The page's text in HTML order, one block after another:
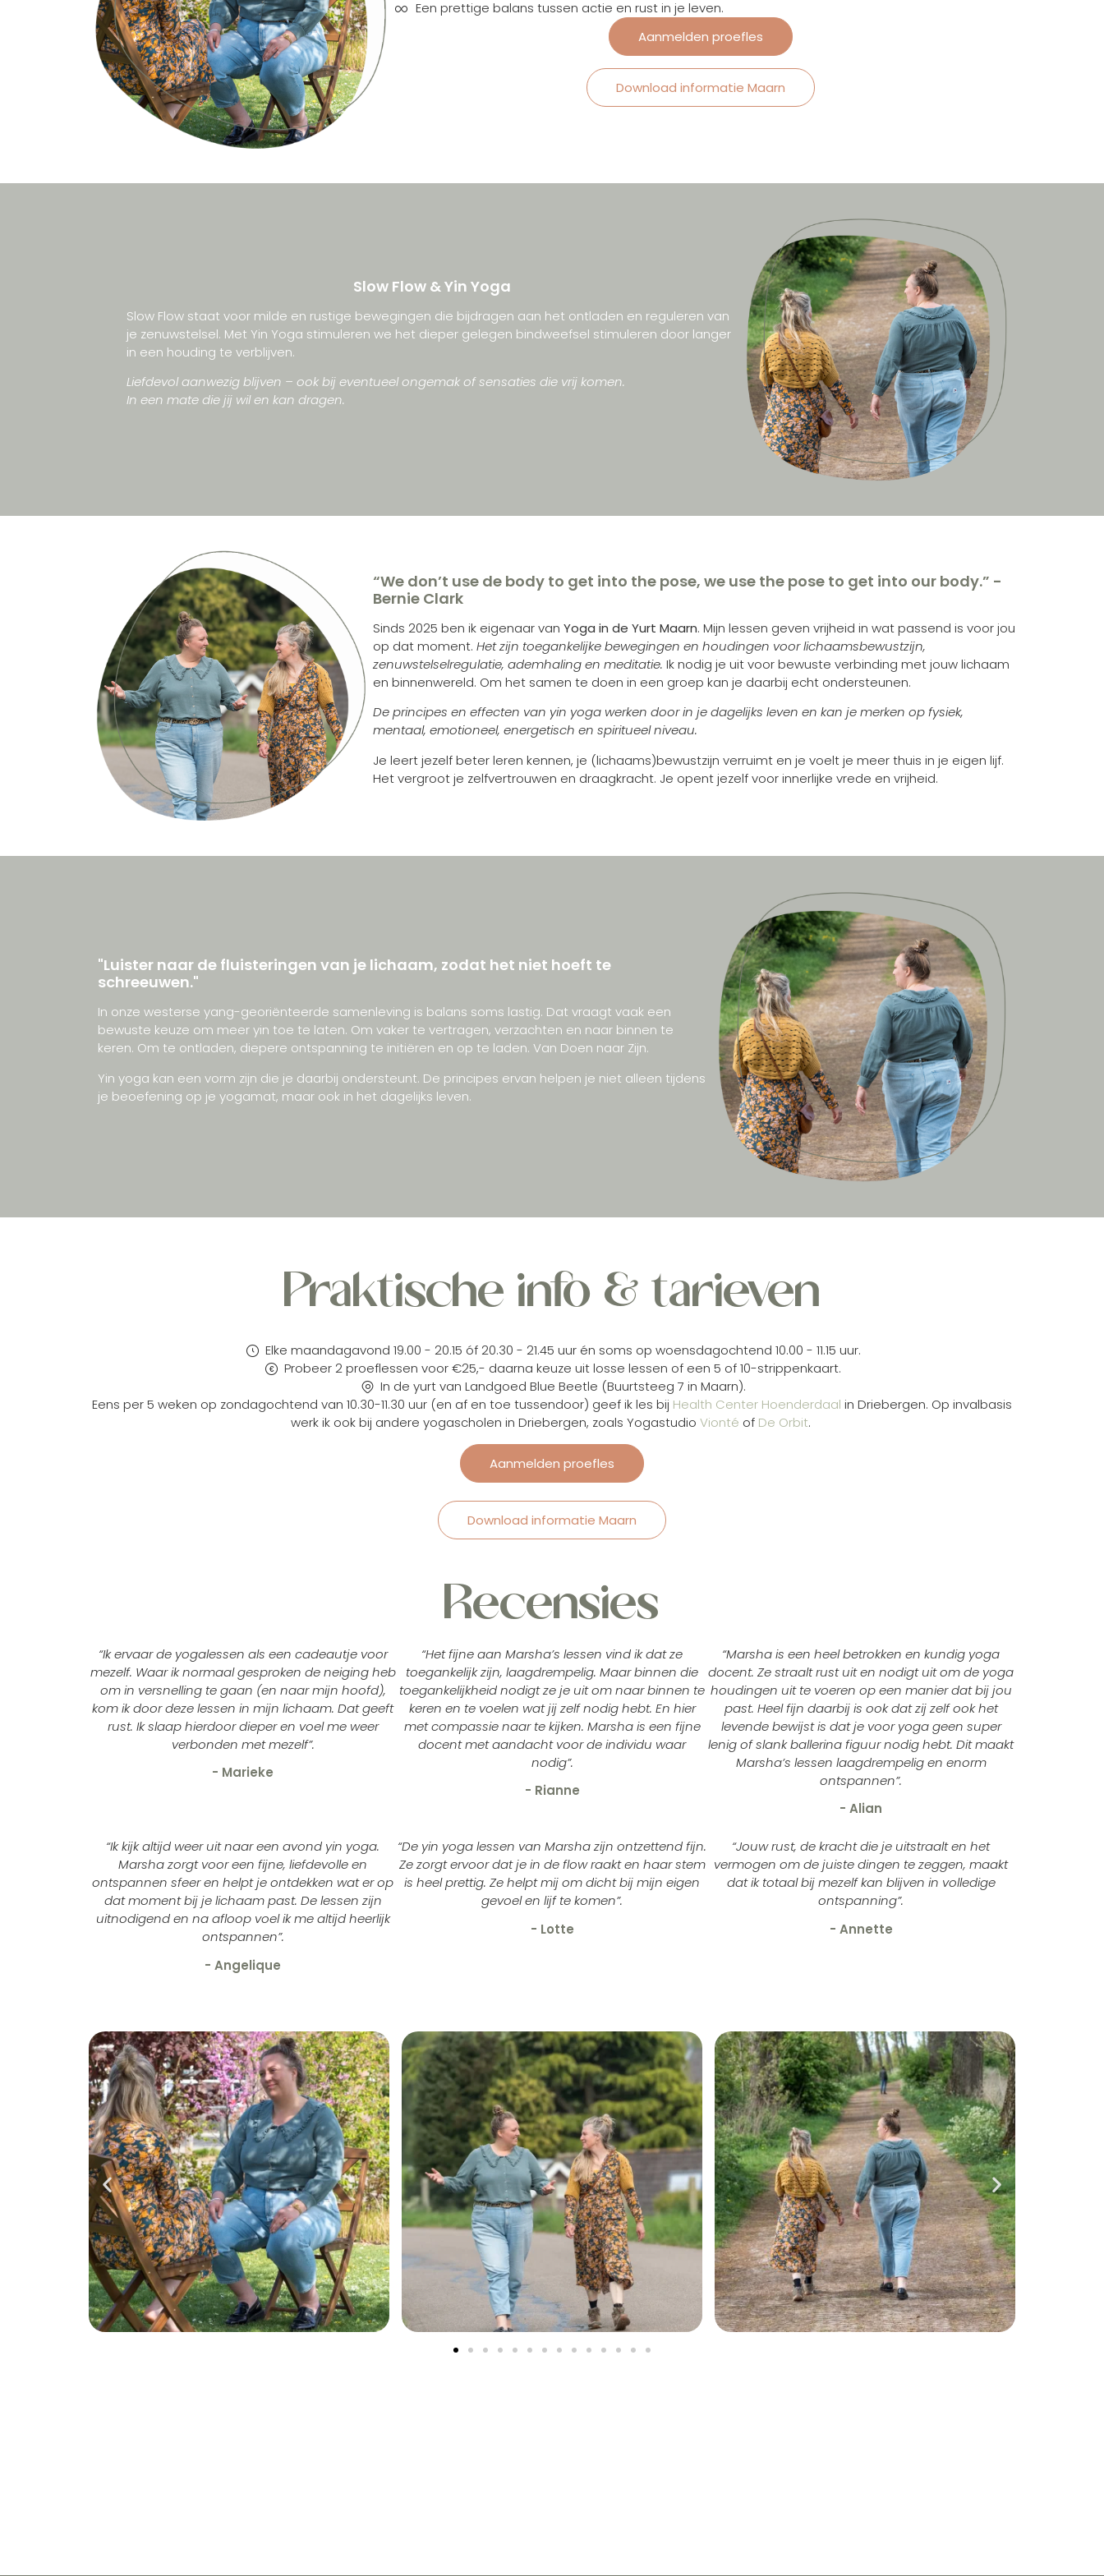
Een prettige balans tussen actie en rust in je leven.
Aanmelden proefles
Download informatie Maarn
Slow Flow & Yin Yoga
Slow Flow staat voor milde en rustige bewegingen die bijdragen aan het ontladen en reguleren van
je zenuwstelsel. Met Yin Yoga stimuleren we het dieper gelegen bindweefsel stimuleren door langer
in een houding te verblijven.
Liefdevol aanwezig blijven – ook bij eventueel ongemak of sensaties die vrij komen.
In een mate die jij wil en kan dragen.
“We don’t use de body to get into the pose, we use the pose to get into our body.” -
Bernie Clark
Sinds 2025 ben ik eigenaar van Yoga in de Yurt Maarn. Mijn lessen geven vrijheid in wat passend is voor jou
op dat moment. Het zijn toegankelijke bewegingen en houdingen voor lichaamsbewustzijn,
zenuwstelselregulatie, ademhaling en meditatie. Ik nodig je uit voor bewuste verbinding met jouw lichaam
en binnenwereld. Om het samen te doen in een groep kan je daarbij echt ondersteunen.
De principes en effecten van yin yoga werken door in je dagelijks leven en kan je merken op fysiek,
mentaal, emotioneel, energetisch en spiritueel niveau.
Je leert jezelf beter leren kennen, je (lichaams)bewustzijn verruimt en je voelt je meer thuis in je eigen lijf.
Het vergroot je zelfvertrouwen en draagkracht. Je opent jezelf voor innerlijke vrede en vrijheid.
"Luister naar de fluisteringen van je lichaam, zodat het niet hoeft te
schreeuwen."
In onze westerse yang-georiënteerde samenleving is balans soms lastig. Dat vraagt vaak een
bewuste keuze om meer yin toe te laten. Om vaker te vertragen, verzachten en naar binnen te
keren. Om te ontladen, diepere ontspanning te initiëren en op te laden. Van Doen naar Zijn.
Yin yoga kan een vorm zijn die je daarbij ondersteunt. De principes ervan helpen je niet alleen tijdens
je beoefening op je yogamat, maar ook in het dagelijks leven.
Praktische info & tarieven
Elke maandagavond 19.00 - 20.15 óf 20.30 - 21.45 uur én soms op woensdagochtend 10.00 - 11.15 uur.
Probeer 2 proeflessen voor €25,- daarna keuze uit losse lessen of een 5 of 10-strippenkaart.
In de yurt van Landgoed Blue Beetle (Buurtsteeg 7 in Maarn).
Eens per 5 weken op zondagochtend van 10.30-11.30 uur (en af en toe tussendoor) geef ik les bij Health Center Hoenderdaal in Driebergen. Op invalbasis
werk ik ook bij andere yogascholen in Driebergen, zoals Yogastudio Vionté of De Orbit.
Aanmelden proefles
Download informatie Maarn
Recensies
“Ik ervaar de yogalessen als een cadeautje voor
mezelf. Waar ik normaal gesproken de neiging heb
om in versnelling te gaan (en naar mijn hoofd),
kom ik door deze lessen in mijn lichaam. Dat geeft
rust. Ik slaap hierdoor dieper en voel me weer
verbonden met mezelf”.
- Marieke
“Het fijne aan Marsha’s lessen vind ik dat ze
toegankelijk zijn, laagdrempelig. Maar binnen die
toegankelijkheid nodigt ze je uit om naar binnen te
keren en te voelen wat jij zelf nodig hebt. En hier
met compassie naar te kijken. Marsha is een fijne
docent met aandacht voor de individu waar
nodig”.
- Rianne
“Marsha is een heel betrokken en kundig yoga
docent. Ze straalt rust uit en nodigt uit om de yoga
houdingen uit te voeren op een manier dat bij jou
past. Heel fijn daarbij is ook dat zij zelf ook het
levende bewijst is dat je voor yoga geen super
lenig of slank ballerina figuur nodig hebt. Dit maakt
Marsha’s lessen laagdrempelig en enorm
ontspannen”.
- Alian
“Ik kijk altijd weer uit naar een avond yin yoga.
Marsha zorgt voor een fijne, liefdevolle en
ontspannen sfeer en helpt je ontdekken wat er op
dat moment bij je lichaam past. De lessen zijn
uitnodigend en na afloop voel ik me altijd heerlijk
ontspannen”.
- Angelique
“De yin yoga lessen van Marsha zijn ontzettend fijn.
Ze zorgt ervoor dat je in de flow raakt en haar stem
is heel prettig. Ze helpt mij om dicht bij mijn eigen
gevoel en lijf te komen”.
- Lotte
“Jouw rust, de kracht die je uitstraalt en het
vermogen om de juiste dingen te zeggen, maakt
dat ik totaal bij mezelf kan blijven in volledige
ontspanning”.
- Annette